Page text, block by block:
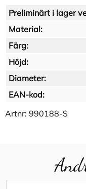
Preliminärt i lager
Material:
Färg:
Höjd:
Diameter:
EAN-kod:
Artnr: 990188-S